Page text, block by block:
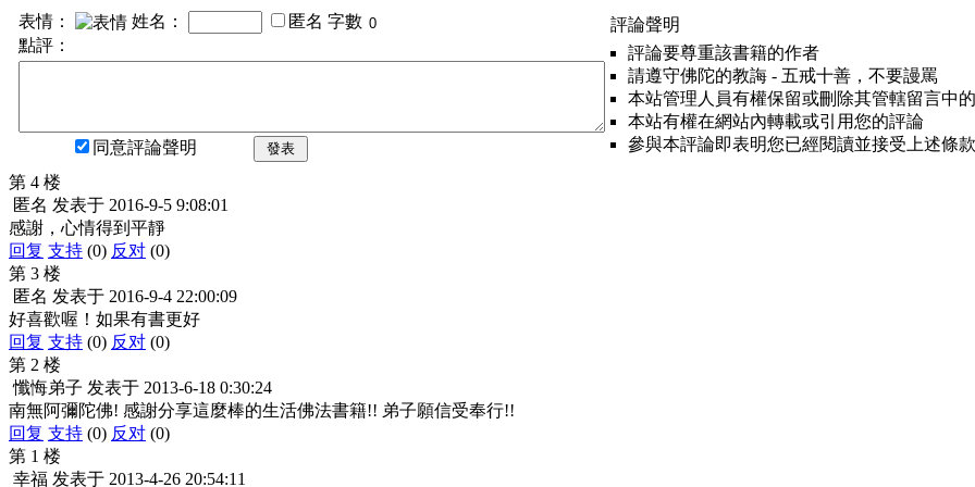
表情：
姓名： 匿名 字數
點評：
同意評論聲明 發表
評論聲明
評論要尊重該書籍的作者
請遵守佛陀的教誨 - 五戒十善，不要謾罵
本站管理人員有權保留或刪除其管轄留言中
本站有權在網站內轉載或引用您的評論
參與本評論即表明您已經閱讀並接受上述條款
第 4 楼
匿名 发表于 2016-9-5 9:08:01
感謝，心情得到平靜
回复 支持 (0) 反对 (0)
第 3 楼
匿名 发表于 2016-9-4 22:00:09
好喜歡喔！如果有書更好
回复 支持 (0) 反对 (0)
第 2 楼
懺悔弟子 发表于 2013-6-18 0:30:24
南無阿彌陀佛! 感謝分享這麼棒的生活佛法書籍!! 弟子願信受奉行!!
回复 支持 (0) 反对 (0)
第 1 楼
幸福 发表于 2013-4-26 20:54:11